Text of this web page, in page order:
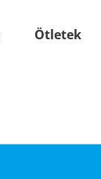
Ötletek